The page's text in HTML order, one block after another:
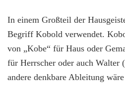
In einem Großteil der
Begriff Kobold verwendet.
von „Kobe“ für Haus oder
für Herrscher oder auch Walter
andere denkbare Ableitung